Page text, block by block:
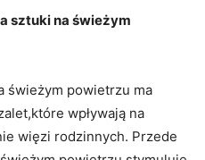
sztuki na świeżym
świeżym powietrzu ma
wpływają na
więzi rodzinnych. Przede